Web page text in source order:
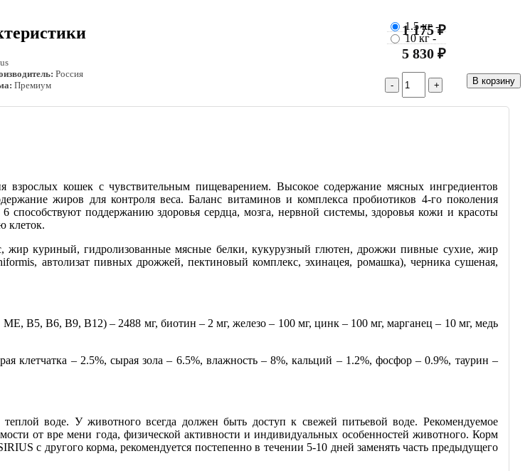
Россия
Премиум
1.5 кг-
1 175 ₽
10 кг-
5 830 ₽
кошек с чувствительным пищеварением. Высокое содержание мясных ингредиентов
жиров для контроля веса. Баланс витаминов и комплекса пробиотиков 4-го поколения
поддержанию здоровья сердца, мозга, нервной системы, здоровья кожи и красоты
клеток.
жир куриный, гидролизованные мясные белки, кукурузный глютен, дрожжи пивные сухие, жир
автолизат пивных дрожжей, пектиновый комплекс, эхинацея, ромашка), черника сушеная,
В5, В6, В9, В12) – 2488 мг, биотин – 2 мг, железо – 100 мг, цинк – 100 мг, марганец – 10 мг, медь
клетчатка – 2.5%, сырая зола – 6.5%, влажность – 8%, кальций – 1.2%, фосфор – 0.9%, таурин –
воде. У животного всегда должен быть доступ к свежей питьевой воде. Рекомендуемое
от вре мени года, физической активности и индивидуальных особенностей животного. Корм
с другого корма, рекомендуется постепенно в течении 5-10 дней заменять часть предыдущего